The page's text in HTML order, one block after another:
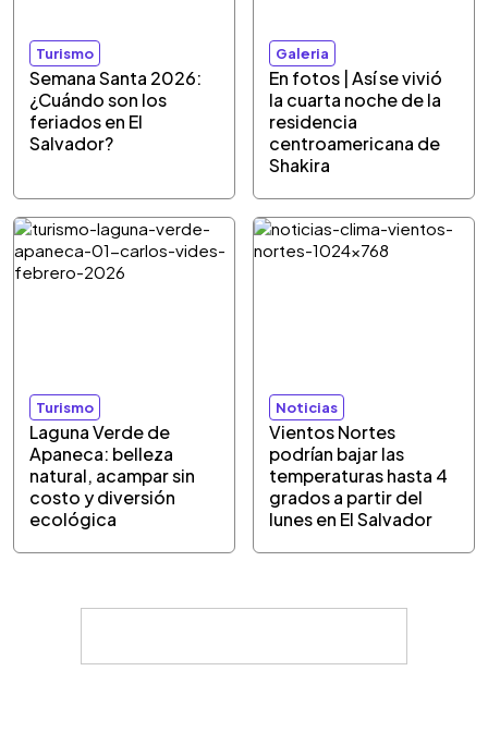
Turismo
Semana Santa 2026:
¿Cuándo son los
feriados en El
Salvador?
Galeria
En fotos | Así se vivió
la cuarta noche de la
residencia
centroamericana de
Shakira
Turismo
Laguna Verde de
Apaneca: belleza
natural, acampar sin
costo y diversión
ecológica
Noticias
Vientos Nortes
podrían bajar las
temperaturas hasta 4
grados a partir del
lunes en El Salvador